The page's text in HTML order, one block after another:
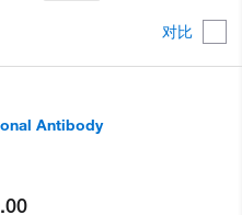
对比
Antibody